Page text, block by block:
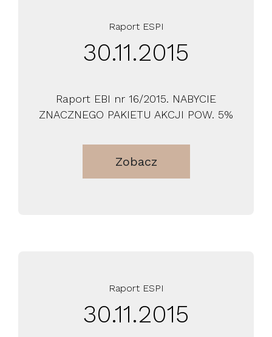
Raport ESPI
30.11.2015
Raport EBI nr 16/2015. NABYCIE
ZNACZNEGO PAKIETU AKCJI POW. 5%
Zobacz
Raport ESPI
30.11.2015